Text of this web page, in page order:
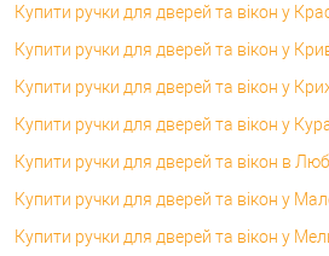
Купити ручки для дверей та вікон у
Купити ручки для дверей та вікон у
Купити ручки для дверей та вікон у
Купити ручки для дверей та вікон у
Купити ручки для дверей та вікон в
Купити ручки для дверей та вікон у
Купити ручки для дверей та вікон у